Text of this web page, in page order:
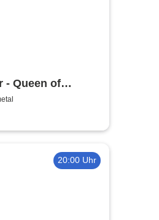
- Queen of
20:00 Uhr